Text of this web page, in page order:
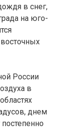
в снег,
на юго-
России
в
днем